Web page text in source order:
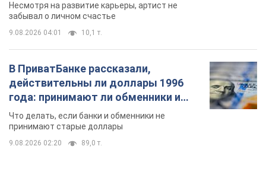
Несмотря на развитие карьеры, артист не
забывал о личном счастье
9.08.2026 04:01 10,1 т.
В ПриватБанке рассказали,
действительны ли доллары 1996
года: принимают ли обменники и
банки такие купюры
Что делать, если банки и обменники не
принимают старые доллары
9.08.2026 02:20 89,0 т.